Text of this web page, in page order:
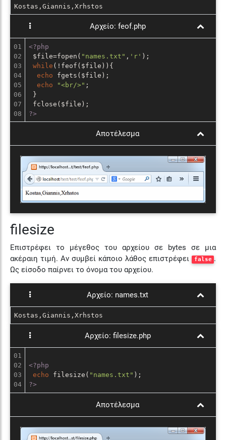
Kostas,Giannis,Xrhstos
Αρχείο: feof.php
01
02
03
04
05
06
07
<?php
$file=fopen( "names.txt" , 'r' );
while (!feof($file)){
echo fgets($file);
echo
"<br/>" ;
}
?>
Αποτέλεσμα
filesize
Επιστρέφει το μέγεθος του αρχείου σε bytes σε μια
ακέραιη τιμή. Αν συμβεί κάποιο λάθος επιστρέφει
false .
Ως είσοδο παίρνει το όνομα του αρχείου.
Αρχείο: names.txt
Kostas,Giannis,Xrhstos
Αρχείο: filesize.php
01
02
03
<?php
echo filesize( "names.txt"
?>
Αποτέλεσμα